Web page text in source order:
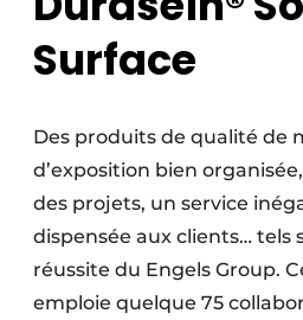
Surface
Des produits de qualité de
d’exposition bien
des projets, un service
dispensée aux clients… tels
réussite du Engels Group.
emploie quelque 75